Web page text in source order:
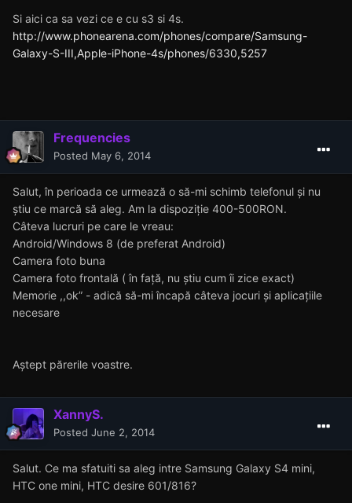
Si aici ca sa vezi ce e cu s3 si 4s.
http://www.phonearena.com/phones/compare/Samsung-
Galaxy-S-III,Apple-iPhone-4s/phones/6330,5257
Frequencies
Posted May 6, 2014
Salut, în perioada ce urmează o să-mi schimb telefonul și nu
știu ce marcă să aleg. Am la dispoziție 400-500RON.
Câteva lucruri pe care le vreau:
Android/Windows 8 (de preferat Android)
Camera foto buna
Camera foto frontală ( în față, nu știu cum îi zice exact)
Memorie ,,ok” - adică să-mi încapă câteva jocuri și aplicațiile
necesare
Aștept părerile voastre.
XannyS.
Posted June 2, 2014
Salut. Ce ma sfatuiti sa aleg intre Samsung Galaxy S4 mini,
HTC one mini, HTC desire 601/816?